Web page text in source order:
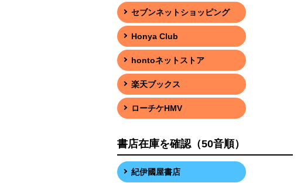
セブンネットショッピング
Honya Club
hontoネットストア
楽天ブックス
ローチケHMV
書店在庫を確認（50音順）
紀伊國屋書店